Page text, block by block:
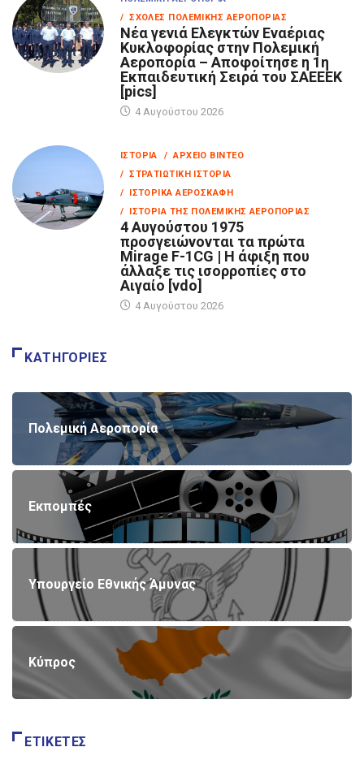
/ ΣΧΟΛΈΣ ΠΟΛΕΜΙΚΉΣ ΑΕΡΟΠΟΡΊΑΣ
Νέα γενιά Ελεγκτών Εναέριας
Κυκλοφορίας στην Πολεμική
Αεροπορία – Αποφοίτησε η 1η
Εκπαιδευτική Σειρά του ΣΑΕΕΕΚ
[pics]
4 Αυγούστου 2026
ΙΣΤΟΡΊΑ
/ ΑΡΧΕΊΟ ΒΊΝΤΕΟ
/ ΣΤΡΑΤΙΩΤΙΚΉ ΙΣΤΟΡΊΑ
/ ΙΣΤΟΡΙΚΆ ΑΕΡΟΣΚΆΦΗ
/ ΙΣΤΟΡΊΑ ΤΗΣ ΠΟΛΕΜΙΚΉΣ ΑΕΡΟΠΟΡΊΑΣ
4 Αυγούστου 1975
προσγειώνονται τα πρώτα
Mirage F-1CG | Η άφιξη που
άλλαξε τις ισορροπίες στο
Αιγαίο [vdo]
4 Αυγούστου 2026
ΚΑΤΗΓΟΡΊΕΣ
Πολεμική Αεροπορία
Εκπομπές
Υπουργείο Εθνικής Άμυνας
Κύπρος
ΕΤΙΚΈΤΕΣ